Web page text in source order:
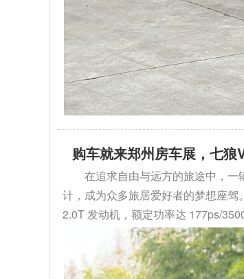
购车就来郑州房车展，七
在追求自由与远方的旅途中，
计，成为众多旅居爱好者的梦想座
2.0T 发动机，额定功率达 177ps/